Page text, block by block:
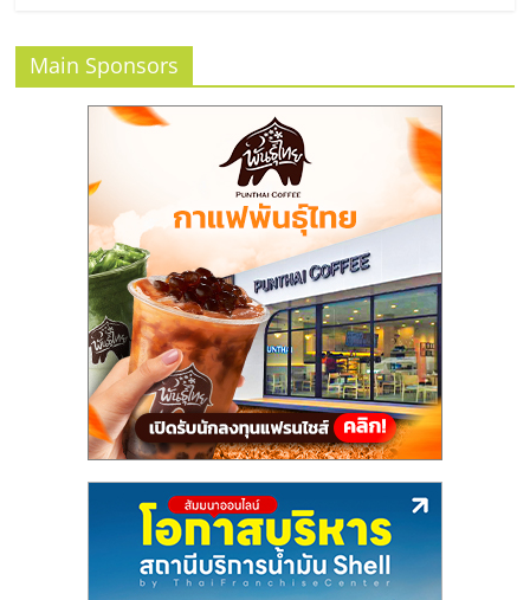
ไชส์,
ปรึกษา
แฟ
ไชส์,
รวม
Main Sponsors